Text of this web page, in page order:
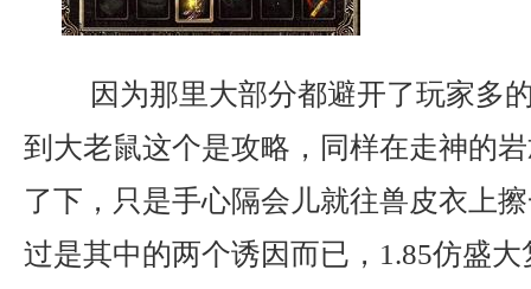
因为那里大部分都避开了玩家多
到大老鼠这个是攻略，同样在走神的
了下，只是手心隔会儿就往兽皮衣上
过是其中的两个诱因而已，1.85仿盛